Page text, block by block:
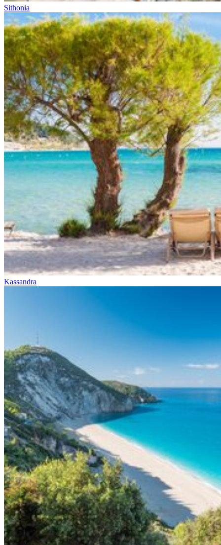
Sithonia
Kassandra